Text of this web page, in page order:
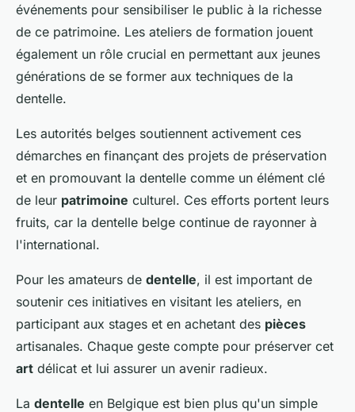
événements pour sensibiliser le public à la richesse
de ce patrimoine. Les ateliers de formation jouent
également un rôle crucial en permettant aux jeunes
générations de se former aux techniques de la
dentelle.
Les autorités belges soutiennent activement ces
démarches en finançant des projets de préservation
et en promouvant la dentelle comme un élément clé
de leur patrimoine culturel. Ces efforts portent leurs
fruits, car la dentelle belge continue de rayonner à
l'international.
Pour les amateurs de dentelle, il est important de
soutenir ces initiatives en visitant les ateliers, en
participant aux stages et en achetant des pièces
artisanales. Chaque geste compte pour préserver cet
art délicat et lui assurer un avenir radieux.
La dentelle en Belgique est bien plus qu'un simple